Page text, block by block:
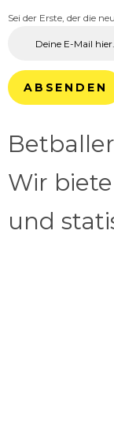
Sei der Erste, der die
ABSENDEN
Wir
und